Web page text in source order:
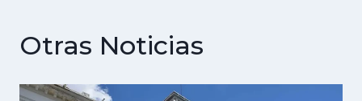
Otras Noticias